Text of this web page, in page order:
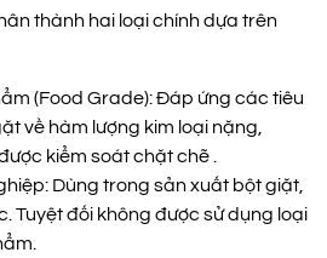
thành hai loại chính dựa trên
(Food Grade): Đáp ứng các tiêu
về hàm lượng kim loại nặng,
kiểm soát chặt chẽ .
Dùng trong sản xuất bột giặt,
Tuyệt đối không được sử dụng loại